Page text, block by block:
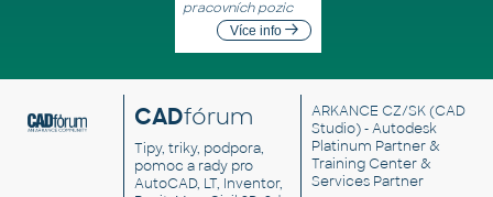
pracovních pozic
Více info
CADfórum
Tipy, triky, podpora,
pomoc a rady pro
AutoCAD, LT, Inventor,
ARKANCE CZ/SK(CAD
Studio) - Autodesk
Platinum Partner &
Training Center &
Services Partner